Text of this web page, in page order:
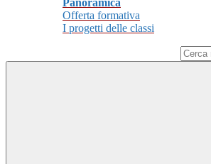
Panoramica
Offerta formativa
I progetti delle classi